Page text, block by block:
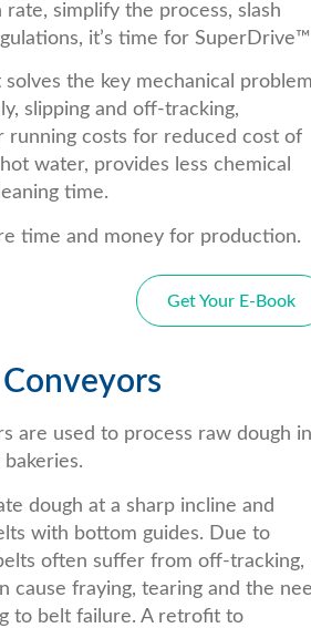
simplify the process, slash
it’s time for
the key mechanical
slipping and off-tracking,
costs for reduced cost of
water, provides less chemical
time.
time and money for production.
Get Your E-Book
are used to process raw dough in
dough at a sharp incline and
with bottom guides. Due to
often suffer from off-tracking,
cause fraying, tearing and the
to belt failure. A retrofit to